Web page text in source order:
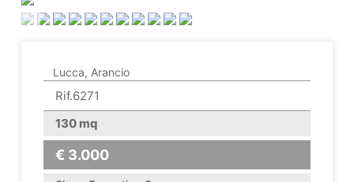
Lucca, Arancio
Rif.6271
130 mq
€ 3.000